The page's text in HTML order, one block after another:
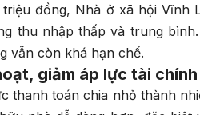
đồng, Nhà ở xã hội Vĩnh
thu nhập thấp và trung
vẫn còn khá hạn chế.
giảm áp lực tài chính
thanh toán chia nhỏ thành